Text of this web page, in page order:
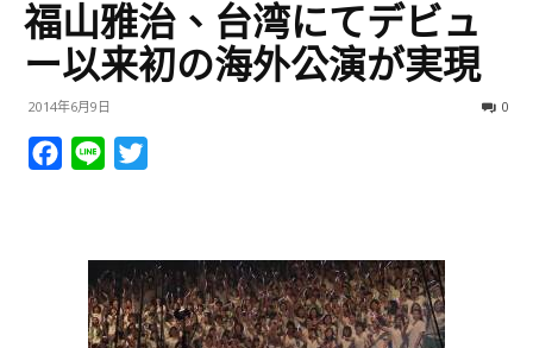
福山雅治、台湾にてデビュ
ー以来初の海外公演が実現
2014年6月9日 0
Facebook
Line